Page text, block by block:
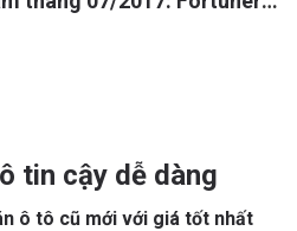
tin cậy dễ dàng
ô tô cũ mới với giá tốt nhất